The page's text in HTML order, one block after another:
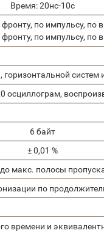
Время: 20нс-10с
по импульсу, по
по импульсу, по
систем
осциллограм,
6 байт
± 0,01 %
до макс. полосы
по
времени и